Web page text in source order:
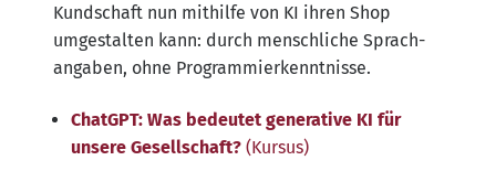
Kund­schaft nun mit­hil­fe von KI ihren Shop
umge­stal­ten kann: durch mensch­li­che Sprach­
an­ga­ben, ohne Programmierkenntnisse.
ChatGPT: Was bedeu­tet gene­ra­ti­ve KI für
unse­re Gesell­schaft? (Kur­sus)